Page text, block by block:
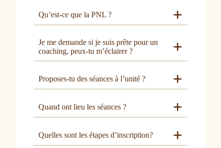
Qu’est-ce que la PNL ?
Je me demande si je suis prête pour un
coaching, peux-tu m’éclairer ?
Proposes-tu des séances à l’unité ?
Quand ont lieu les séances ?
Quelles sont les étapes d’inscription?